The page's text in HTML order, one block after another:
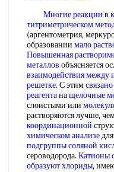
Многие реакции в
титриметрическом
(аргентометрия,
образовании мало
Повышенная
металлов объясняется
взаимодействия между
решетке. С этим
реагентанащелочные
слоистыми или
растворяются лучше,
координационной
химическом анализедля
подгруппысоляной
сероводорода. Катионы
образуют хлориды,